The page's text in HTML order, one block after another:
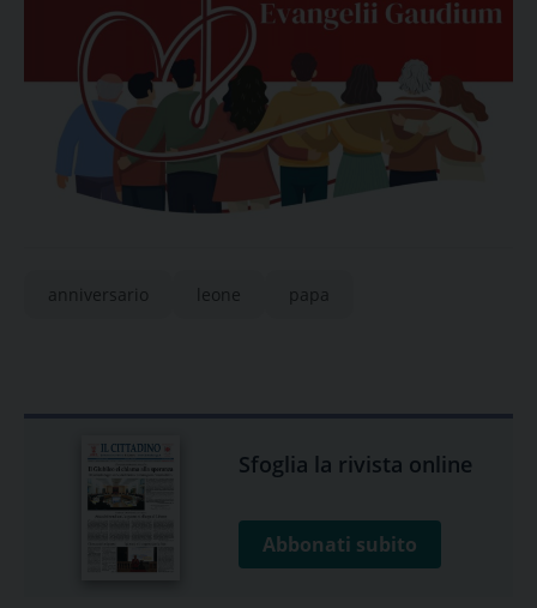
anniversario leone papa
Sfoglia la rivista online
Abbonati subito